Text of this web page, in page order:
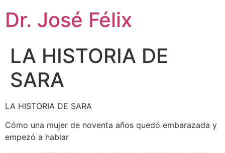
Dr. José Félix
LA HISTORIA DE
SARA
LA HISTORIA DE SARA
Cómo una mujer de noventa años quedó embarazada y
empezó a hablar